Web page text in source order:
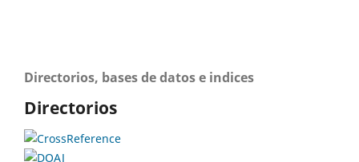
Directorios, bases de datos e indices
Directorios